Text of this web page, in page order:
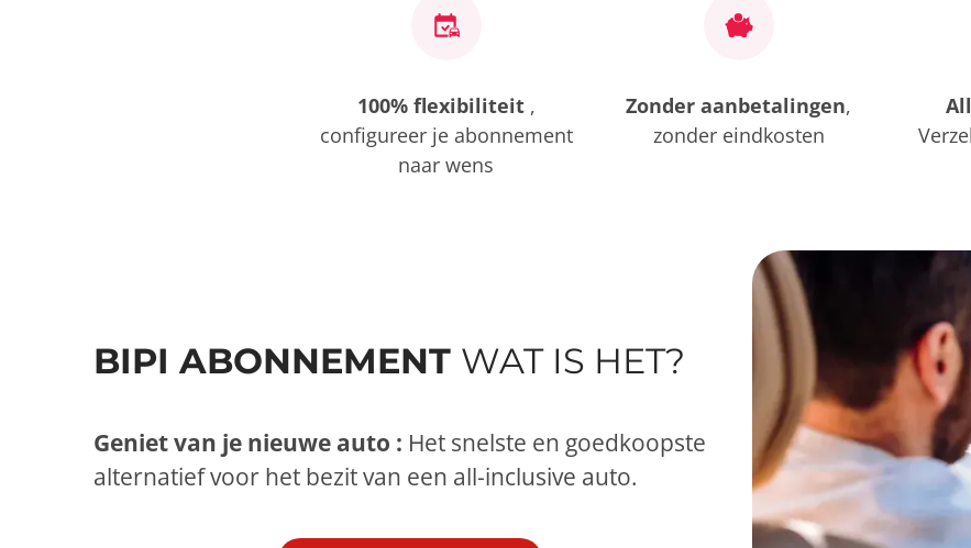
100% flexibiliteit ,
configureer je abonnement
naar wens
Zonder aanbetalingen,
zonder eindkosten
BIPI ABONNEMENT WAT IS HET?
Geniet van je nieuwe auto : Het snelste en goedkoopste
alternatief voor het bezit van een all-inclusive auto.